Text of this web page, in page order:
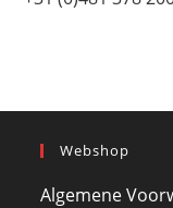
Webshop
Algemene